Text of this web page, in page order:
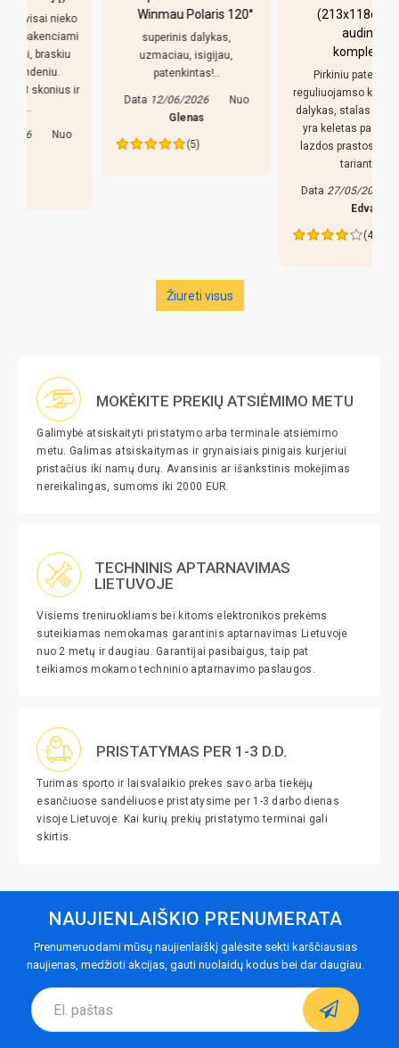
Winmau Polaris 120°
superinis dalykas,
uzmaciau, isigijau,
12/06/2026
Nuo
(5)
(213x118cm) žalias
komplektacija
Pirkiniu patenkintas,
reguliuojamso kojeles geras
dalykas, stalas nekliba. Bet
yra keletas pastebejimu:
lazdos prastos, liaudiskai
27/05/2026
Nuo
(4)
Žiureti visus
MOKĖKITE PREKIŲ ATSIĖMIMO METU
Galimybė atsiskaityti pristatymo arba terminale atsiėmimo
metu. Galimas atsiskaitymas ir grynaisiais pinigais kurjeriui
pristačius iki namų durų. Avansinis ar išankstinis mokėjimas
nereikalingas, sumoms iki 2000 EUR.
TECHNINIS APTARNAVIMAS
LIETUVOJE
Visiems treniruokliams bei kitoms elektronikos prekėms
suteikiamas nemokamas garantinis aptarnavimas Lietuvoje
nuo 2 metų ir daugiau. Garantijai pasibaigus, taip pat
teikiamos mokamo techninio aptarnavimo paslaugos.
PRISTATYMAS PER 1-3 D.D.
Turimas sporto ir laisvalaikio prekes savo arba tiekėjų
esančiuose sandėliuose pristatysime per 1-3 darbo dienas
visoje Lietuvoje. Kai kurių prekių pristatymo terminai gali
skirtis.
NAUJIENLAIŠKIO PRENUMERATA
Prenumeruodami mūsų naujienlaiškį galėsite sekti karščiausias
naujienas, medžioti akcijas, gauti nuolaidų kodus bei dar daugiau.